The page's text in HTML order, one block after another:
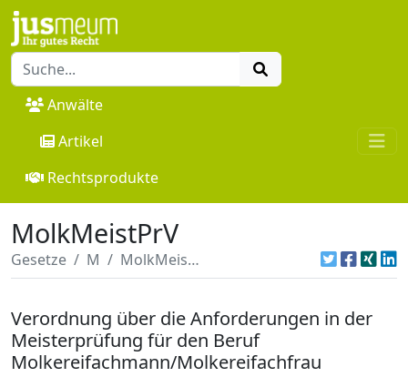
Anwälte
Artikel
Rechtsprodukte
MolkMeistPrV
Gesetze M MolkMeistPrV
Verordnung über die Anforderungen in der
Meisterprüfung für den Beruf
Molkereifachmann/Molkereifachfrau